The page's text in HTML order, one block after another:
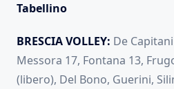
Tabellino
BRESCIA VOLLEY: De
Messora 17, Fontana 13,
(libero), Del Bono, Guerini,